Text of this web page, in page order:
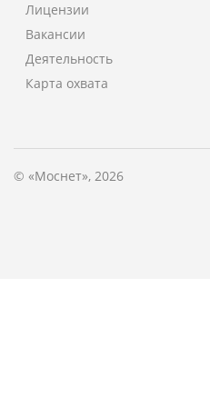
Лицензии
Вакансии
Деятельность
Карта охвата
© «Моснет», 2026